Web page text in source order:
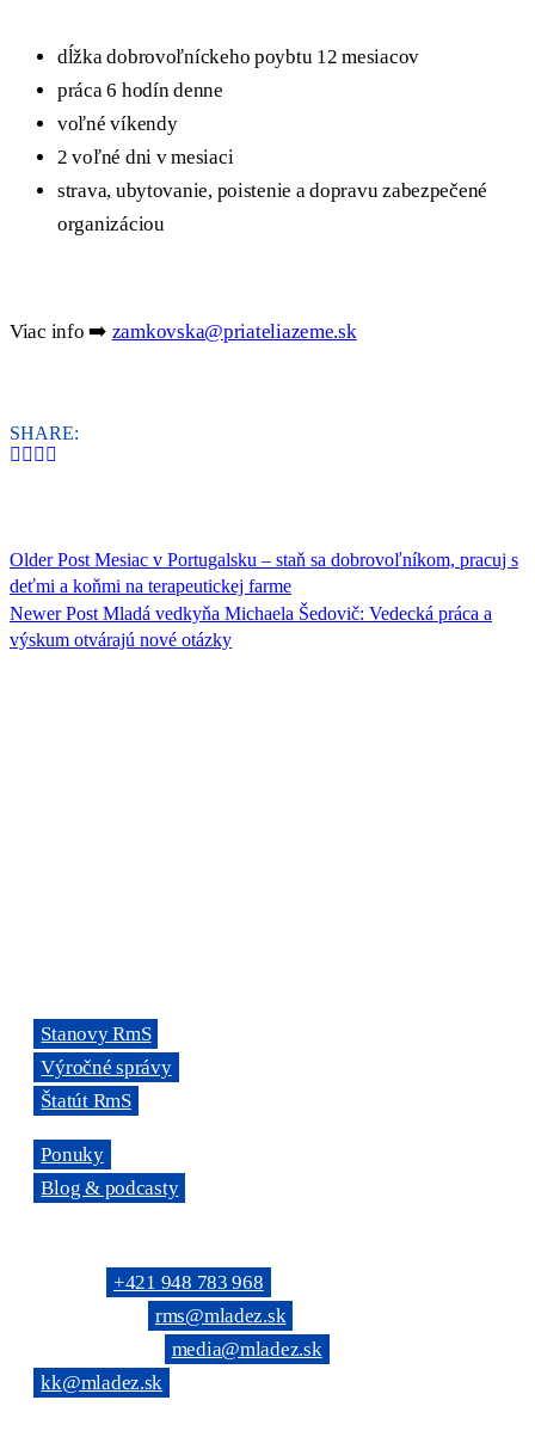
dĺžka dobrovoľníckeho poybtu 12 mesiacov
práca 6 hodín denne
voľné víkendy
2 voľné dni v mesiaci
strava, ubytovanie, poistenie a dopravu zabezpečené
organizáciou
Viac info ➡️ zamkovska@priateliazeme.sk
SHARE:
Older Post Mesiac v Portugalsku – staň sa dobrovoľníkom, pracuj s
deťmi a koňmi na terapeutickej farme
Newer Post Mladá vedkyňa Michaela Šedovič: Vedecká práca a
výskum otvárajú nové otázky
Stanovy RmS
Výročné správy
Štatút RmS
Ponuky
Blog & podcasty
+421 948 783 968
rms@mladez.sk
media@mladez.sk
kk@mladez.sk